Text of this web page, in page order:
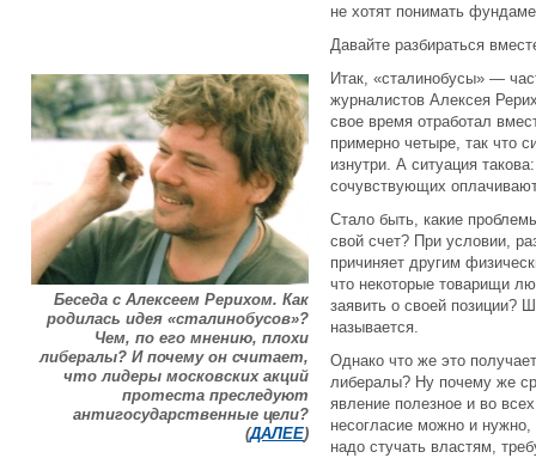
не хотят понимать
Давайте разбираться
Беседа с Алексеем Рерихом. Как
родилась идея «сталинобусов»?
Чем, по его мнению, плохи
либералы? И почему он считает,
что лидеры московских акций
протеста преследуют
антигосударственные цели?
(ДАЛЕЕ)
Итак, «сталинобусы» —
журналистов Алексея
свое время отработал
примерно четыре, так что
изнутри. А ситуация
сочувствующих
Стало быть, какие
свой счет? При условии,
причиняет другим
что некоторые товарищи
заявить о своей позиции?
называется.
Однако что же это
либералы? Ну почему же
явление полезное и во
несогласие можно и нужно,
надо стучать властям,